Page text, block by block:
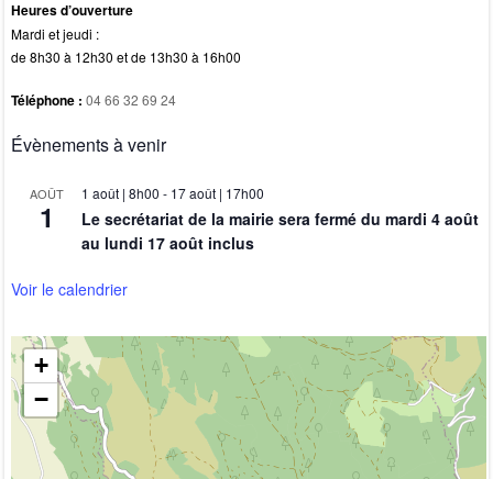
Heures d’ouverture
Mardi et jeudi :
de 8h30 à 12h30 et de 13h30 à 16h00
Téléphone : 04 66 32 69 24
Évènements à venir
AOÛT
1
1 août | 8h00 - 17 août | 17h00
Le secrétariat de la mairie sera fermé du mardi 4 août
au lundi 17 août inclus
Voir le calendrier
+
−